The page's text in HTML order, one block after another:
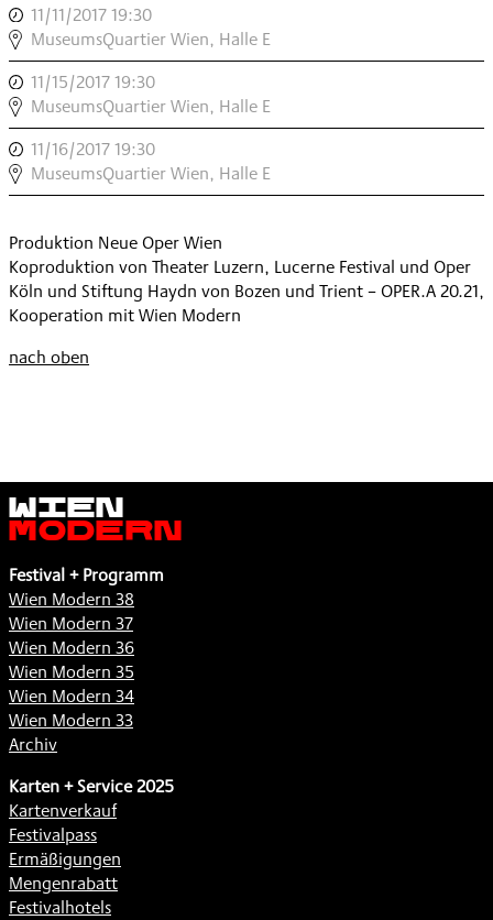
11/11/2017 19:30
DIE
ANTILOPE
,
MuseumsQuartier Wien, Halle E
11/15/2017 19:30
DIE
ANTILOPE
,
MuseumsQuartier Wien, Halle E
11/16/2017 19:30
DIE
ANTILOPE
MuseumsQuartier Wien, Halle E
Produktion Neue Oper Wien
Koproduktion von Theater Luzern, Lucerne Festival und Oper
Köln und Stiftung Haydn von Bozen und Trient – OPER.A 20.21,
Kooperation mit Wien Modern
nach oben
Wien
Modern
Festival + Programm
Wien Modern 38
Wien Modern 37
Wien Modern 36
Wien Modern 35
Wien Modern 34
Wien Modern 33
Archiv
Karten + Service 2025
Kartenverkauf
Festivalpass
Ermäßigungen
Mengenrabatt
Festivalhotels